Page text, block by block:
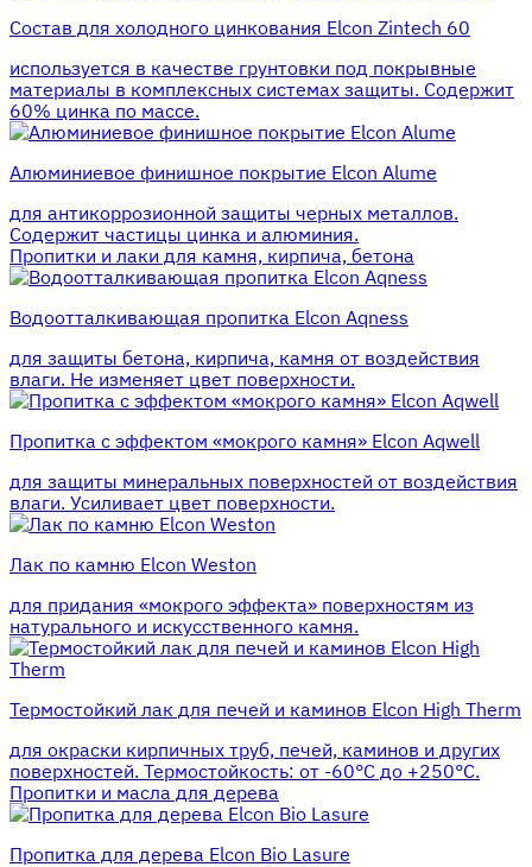
Состав для холодного цинкования Elcon Zintech 60
используется в качестве грунтовки под покрывные
материалы в комплексных системах защиты. Cодержит
60% цинка по массе.
Алюминиевое финишное покрытие Elcon Alume
для антикоррозионной защиты черных металлов.
Содержит частицы цинка и алюминия.
Пропитки и лаки для камня, кирпича, бетона
Водоотталкивающая пропитка Elcon Aqness
для защиты бетона, кирпича, камня от воздействия
влаги. Не изменяет цвет поверхности.
Пропитка с эффектом «мокрого камня» Elcon Aqwell
для защиты минеральных поверхностей от воздействия
влаги. Усиливает цвет поверхности.
Лак по камню Elcon Weston
для придания «мокрого эффекта» поверхностям из
натурального и искусственного камня.
Термостойкий лак для печей и каминов Elcon High Therm
для окраски кирпичных труб, печей, каминов и других
поверхностей. Термостойкость: от -60°С до +250°С.
Пропитки и масла для дерева
Пропитка для дерева Elcon Bio Lasure